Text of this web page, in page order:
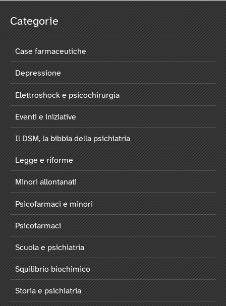
Categorie
Case farmaceutiche
Depressione
Elettroshock e psicochirurgia
Eventi e iniziative
Il DSM, la bibbia della psichiatria
Legge e riforme
Minori allontanati
Psicofarmaci e minori
Psicofarmaci
Scuola e psichiatria
Squilibrio biochimico
Storia e psichiatria